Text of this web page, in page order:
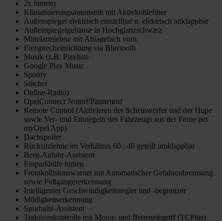
2x hinten)
Klimatisierungsautomatik mit Aktivkohlefilter
Außenspiegel elektrisch einstellbar u. elektrisch anklappbar
Außenspiegelgehäuse in Hochglanzschwarz
Mittelarmlehne mit Ablagefach vorn
Freisprecheinrichtung via Bluetooth
Musik (z.B. Playlists
Google Play Music
Spotify
Stitcher
Online-Radio)
OpelConnect Notruf/Pannenruf
Remote Control (Aktivieren der Scheinwerfer und der Hupe
sowie Ver- und Entriegeln des Fahrzeugs aus der Ferne per
myOpel App)
Dachspoiler
Rücksitzlehne im Verhältnis 60 : 40 geteilt umklappbar
Berg-Anfahr-Assistent
Einparkhilfe hinten
Frontkollisionswarner mit Automatischer Gefahrenbremsung
sowie Fußgängererkennung
Intelligenter Geschwindigkeitsregler und -begrenzer
Müdigkeitserkennung
Spurhalte-Assistent
Traktionskontrolle mit Motor- und Bremseingriff (TCPlus)